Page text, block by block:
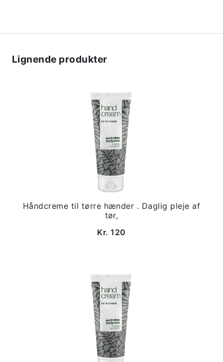
Lignende produkter
Håndcreme til tørre hænder . Daglig pleje af
tør,
Kr. 120